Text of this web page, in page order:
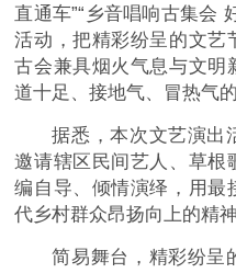
直通车”“乡音唱响古集会
活动，把精彩纷呈的文艺
古会兼具烟火气息与文明
道十足、接地气、冒热气的
据悉，本次文艺演出
邀请辖区民间艺人、草根
编自导、倾情演绎，用最
代乡村群众昂扬向上的精神
简易舞台，精彩纷呈